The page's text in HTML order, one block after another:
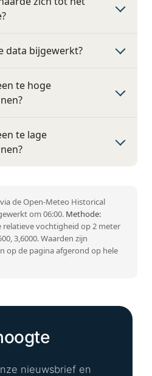
data bijgewerkt?
te hoge
te lage
de Open-Meteo Historical
om 06:00. Methode:
vochtigheid op 2 meter
3,6000. Waarden zijn
op de pagina afgerond op hele
nieuwsbrief en